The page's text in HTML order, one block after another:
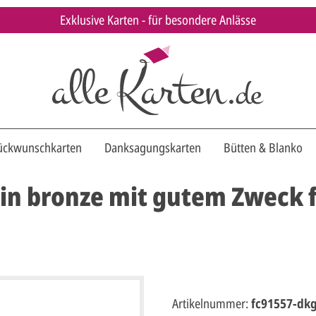
Exklusive Karten - für besondere Anlässe
Danksagungskarten Bütten & Blanko
bronze mit gutem Zweck
Artikelnummer:fc91557-